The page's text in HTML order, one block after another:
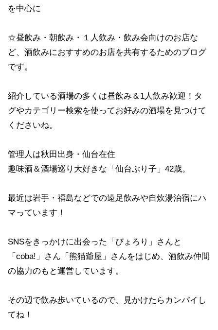
を中心に
☆昼飲み・朝飲み・１人飲み・飲み会向けのお店な
ど、酒飲みにおすすめのお店を共有するためのブログ
です。
紹介している酒場の多くは昼飲み＆1人飲み歓迎！タ
グやカテゴリー検索を使ってお好みの酒場を見つけて
くださいね。
管理人は秋田出身・仙台在住
趣味酒＆酒場巡り大好きな「仙台ぶり子」42歳。
最近は岩手・福島などでの遠足飲みや自炊湯治宿にハ
マっています！
SNSをきっかけに出会った「ぴょろり」さんと
「coba!」さん「熊猫爺屋」さんをはじめ、酒飲み仲間
の協力のもと運営しています。
その辺で飲み歩いているので、見かけたらカンパイし
てね！